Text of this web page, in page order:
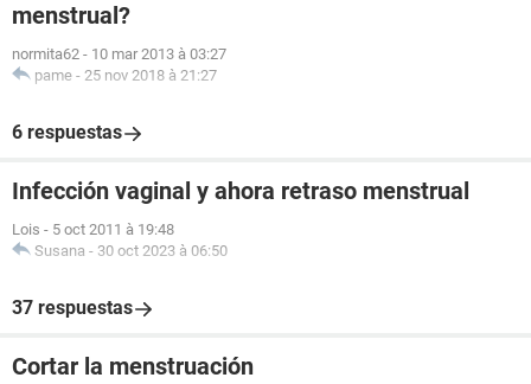
menstrual?
normita62 - 10 mar 2013 à 03:27
pame - 25 nov 2018 à 21:27
6 respuestas
Infección vaginal y ahora retraso menstrual
Lois - 5 oct 2011 à 19:48
Susana - 30 oct 2023 à 06:50
37 respuestas
Cortar la menstruación